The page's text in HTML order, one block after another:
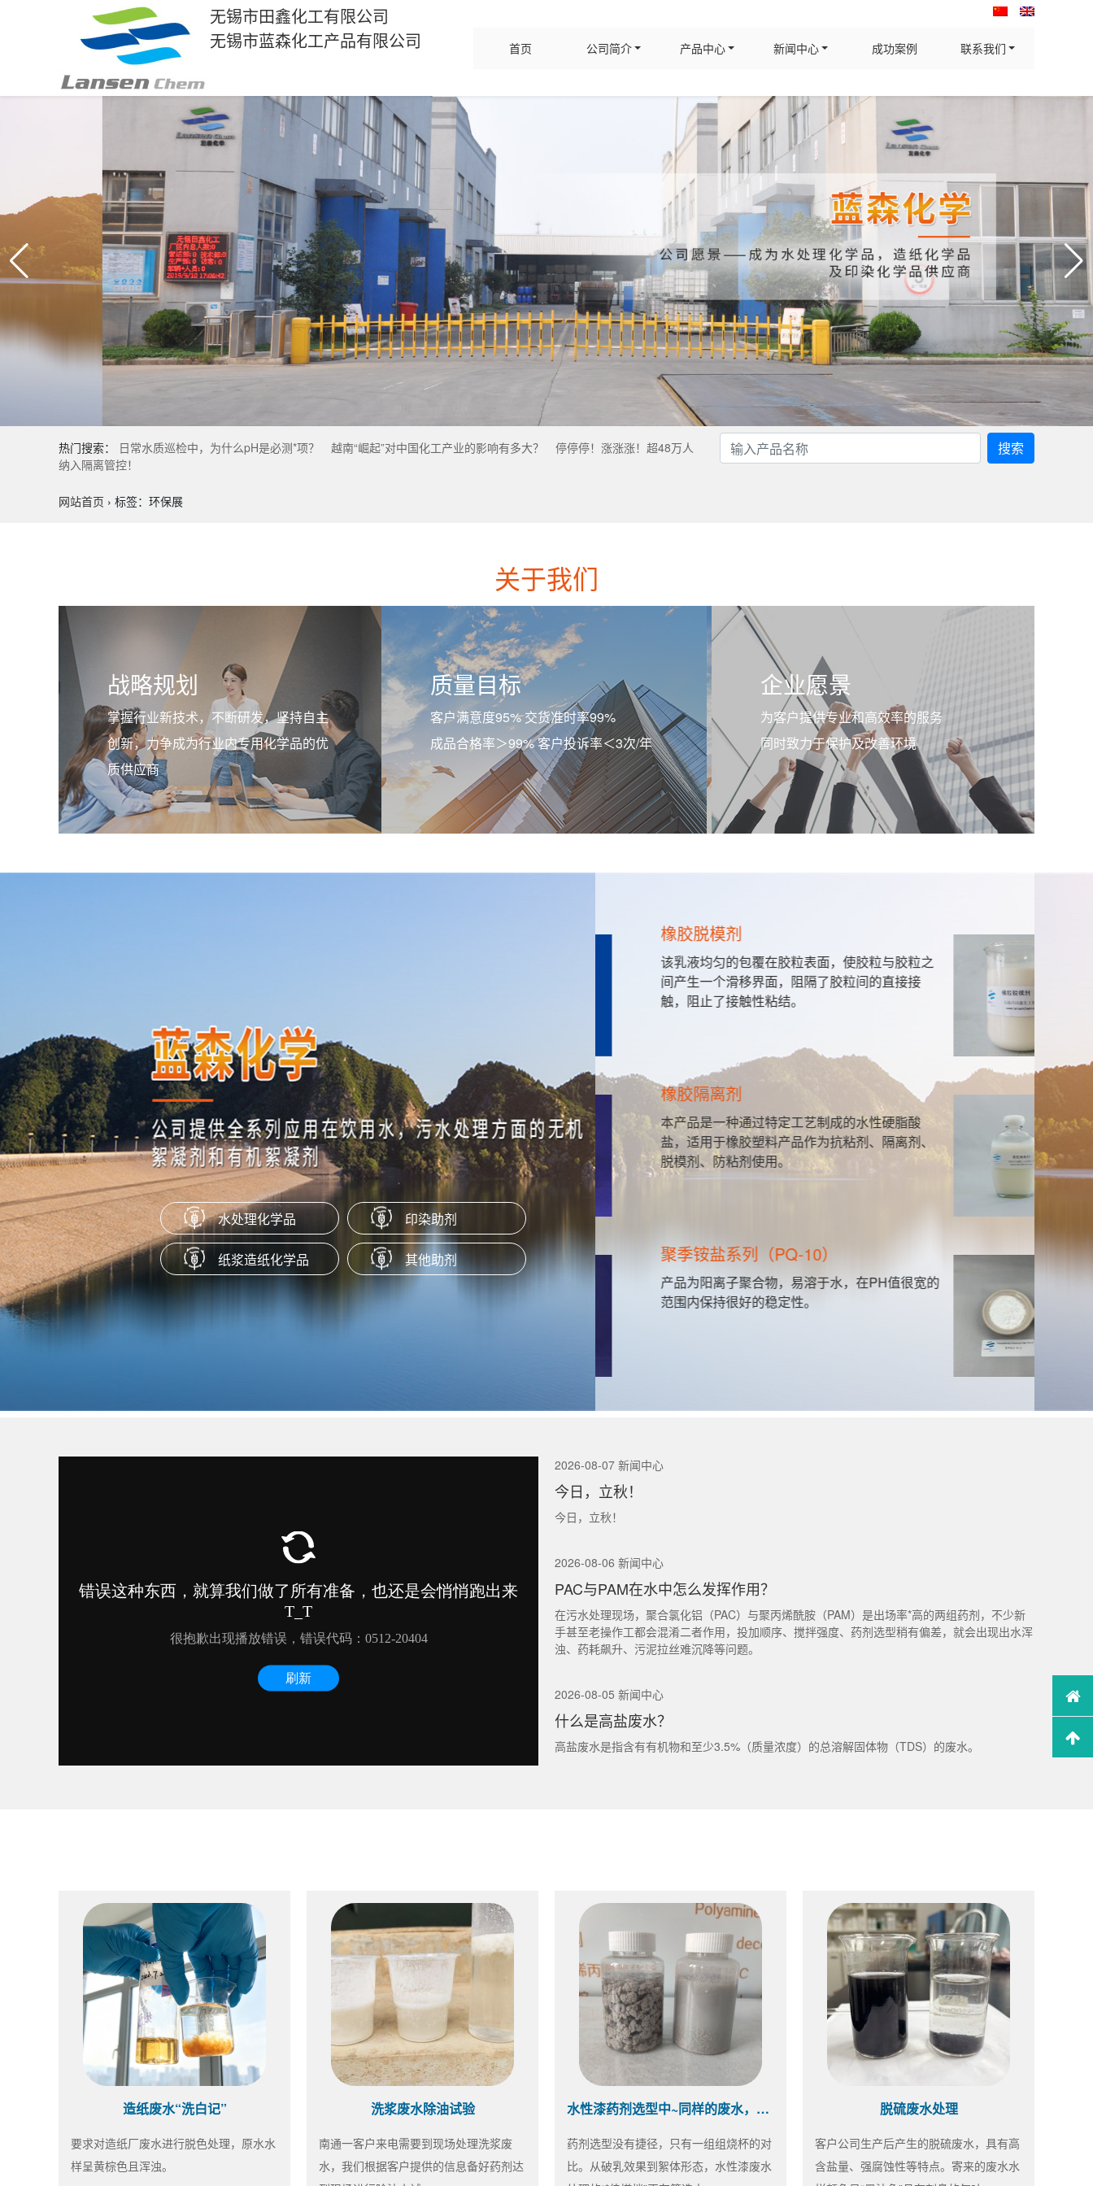
无锡市田鑫化工有限公司
无锡市蓝森化工产品有限公司
首页 公司简介 产品中心 新闻中心 成功案例 联系我们
热门搜索： 日常水质巡检中，为什么pH是必测*项？ 越南“崛起”对中国化工产业的影响有多大？
停停停！涨涨涨！超48万人
纳入隔离管控！
搜索
网站首页 › 标签：环保展
关于我们
战略规划
掌握行业新技术，不断研发，坚持自主
创新，力争成为行业内专用化学品的优
质供应商
质量目标
客户满意度95% 交货准时率99%
成品合格率＞99% 客户投诉率＜3次/年
企业愿景
为客户提供专业和高效率的服务
同时致力于保护及改善环境
水处理化学品 印染助剂
纸浆造纸化学品 其他助剂
阴离子苯丙表胶 LSB-02
阴离子苯丙表胶LSB-02是苯乙烯酯类共聚合成的
新一代产品，能跟淀粉有效的结合，赋予淀粉涂
层良好的交联强度和疏水性能。
新型乳液型助留剂 LSR-30
新型乳液型助留剂LSR-30是一种低粘度，高浓度
的聚丙烯酰胺乳液。主要适用于各种瓦楞纸、箱
板纸、白板纸、文化纸、新闻纸、淋膜原纸等。
橡胶脱模剂
该乳液均匀的包覆在胶粒表面，使胶粒与胶粒之
间产生一个滑移界面，阻隔了胶粒间的直接接
触，阻止了接触性粘结。
橡胶隔离剂
本产品是一种通过特定工艺制成的水性硬脂酸
盐，适用于橡胶塑料产品作为抗粘剂、隔离剂、
脱模剂、防粘剂使用。
聚季铵盐系列（PQ-10）
产品为阳离子聚合物，易溶于水，在PH值很宽的
范围内保持很好的稳定性。
本
有
聚
2026-08-07 新闻中心
今日，立秋！
今日，立秋！
2026-08-06 新闻中心
PAC与PAM在水中怎么发挥作用？
在污水处理现场，聚合氯化铝（PAC）与聚丙烯酰胺（PAM）是出场率*高的两组药剂，不少新
手甚至老操作工都会混淆二者作用，投加顺序、搅拌强度、药剂选型稍有偏差，就会出现出水浑
浊、药耗飙升、污泥拉丝难沉降等问题。
2026-08-05 新闻中心
什么是高盐废水？
高盐废水是指含有有机物和至少3.5%（质量浓度）的总溶解固体物（TDS）的废水。
造纸废水“洗白记”
要求对造纸厂废水进行脱色处理，原水水
样呈黄棕色且浑浊。
洗浆废水除油试验
南通一客户来电需要到现场处理洗浆废
水，我们根据客户提供的信息备好药剂达
水性漆药剂选型中~同样的废水，不同的效果
药剂选型没有捷径，只有一组组烧杯的对
比。从破乳效果到絮体形态，水性漆废水
脱硫废水处理
客户公司生产后产生的脱硫废水，具有高
含盐量、强腐蚀性等特点。寄来的废水水